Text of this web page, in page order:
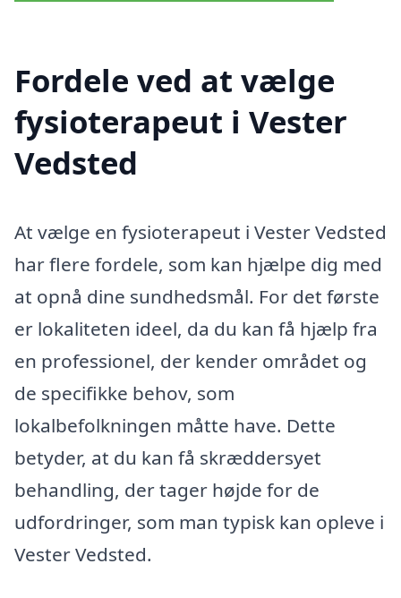
Fordele ved at vælge
fysioterapeut i Vester
Vedsted
At vælge en fysioterapeut i Vester Vedsted
har flere fordele, som kan hjælpe dig med
at opnå dine sundhedsmål. For det første
er lokaliteten ideel, da du kan få hjælp fra
en professionel, der kender området og
de specifikke behov, som
lokalbefolkningen måtte have. Dette
betyder, at du kan få skræddersyet
behandling, der tager højde for de
udfordringer, som man typisk kan opleve i
Vester Vedsted.